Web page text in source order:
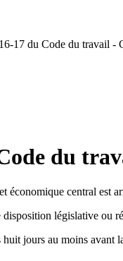
17 du Code du travail -
du
central est
législative ou
jours au moins avant